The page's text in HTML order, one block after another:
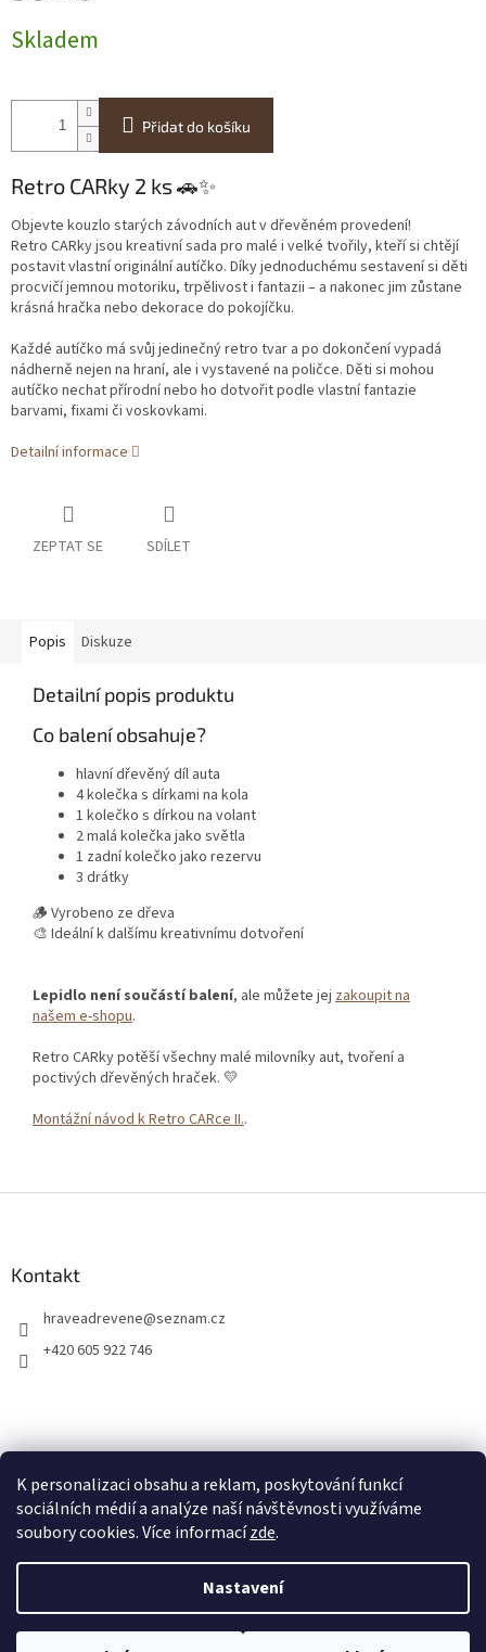
K personalizaci obsahu a reklam, poskytování funkcí
sociálních médií a analýze naší návštěvnosti využíváme
soubory cookies. Více informacízde.
Nastavení
cena:
Skladem
Přidat do košíku
Retro CARky 2 ks 🚗✨
Objevte kouzlo starých závodních aut v dřevěném provedení!
Retro CARky jsou kreativní sada pro malé i velké tvořily, kteří si chtějí
postavit vlastní originální autíčko. Díky jednoduchému sestavení si děti
procvičí jemnou motoriku, trpělivost i fantazii – a nakonec jim zůstane
krásná hračka nebo dekorace do pokojíčku.
Každé autíčko má svůj jedinečný retro tvar a po dokončení vypadá
nádherně nejen na hraní, ale i vystavené na poličce. Děti si mohou
autíčko nechat přírodní nebo ho dotvořit podle vlastní fantazie
barvami, fixami či voskovkami.
Detailní informace
ZEPTAT SE SDÍLET
Popis Diskuze
Detailní popis produktu
Co balení obsahuje?
hlavní dřevěný díl auta
4 kolečka s dírkami na kola
1 kolečko s dírkou na volant
2 malá kolečka jako světla
1 zadní kolečko jako rezervu
3 drátky
🪵 Vyrobeno ze dřeva
🎨 Ideální k dalšímu kreativnímu dotvoření
Lepidlo není součástí balení, ale můžete jej zakoupit na
našem e-shopu.
Retro CARky potěší všechny malé milovníky aut, tvoření a
poctivých dřevěných hraček. 💛
Montážní návod k Retro CARce II..
Kontakt
hraveadrevene@seznam.cz
+420 605 922 746
Copyright 2026Hravé a dřevěné. Všechna práva vyhrazena.Upravit